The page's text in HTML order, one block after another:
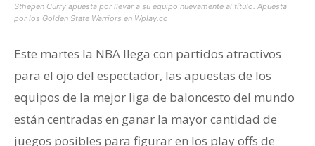
Sthepen Curry apuesta por llevar a su equipo nuevamente al título. Apuesta
por los Golden State Warriors en Wplay.co
Este martes la NBA llega con partidos atractivos
para el ojo del espectador, las apuestas de los
equipos de la mejor liga de baloncesto del mundo
están centradas en ganar la mayor cantidad de
juegos posibles para figurar en los play offs de